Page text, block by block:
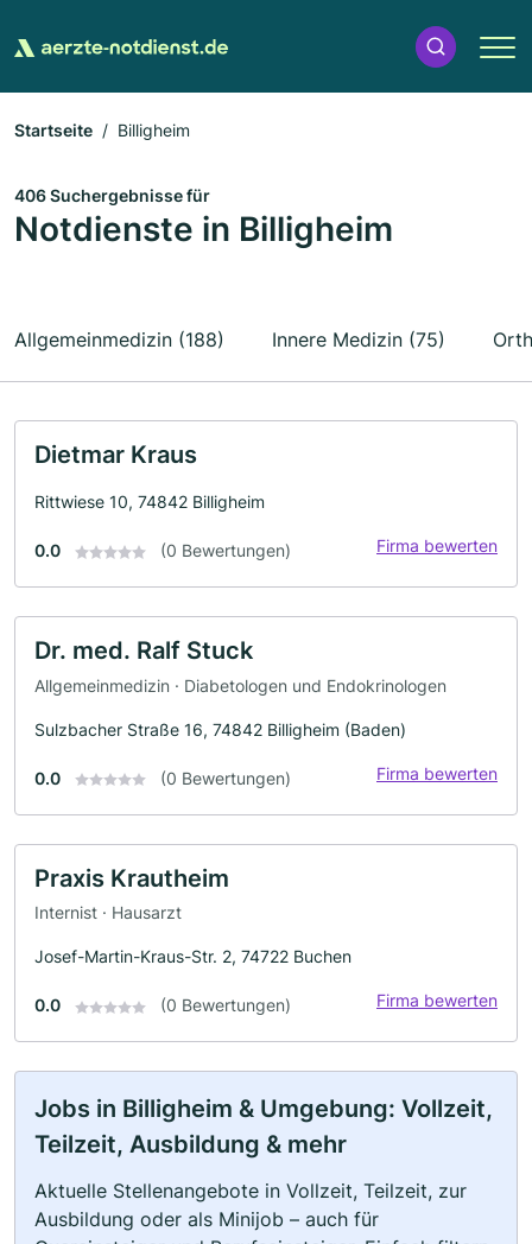
Startseite Billigheim
406 Suchergebnisse für
Notdienste in Billigheim
Allgemeinmedizin (188) Innere Medizin (75)
Dietmar Kraus
Rittwiese 10, 74842 Billigheim
0.0 (0 Bewertungen) Firma bewerten
Dr. med. Ralf Stuck
Allgemeinmedizin · Diabetologen und Endokrinologen
Sulzbacher Straße 16, 74842 Billigheim (Baden)
0.0 (0 Bewertungen) Firma bewerten
Praxis Krautheim
Internist · Hausarzt
Josef-Martin-Kraus-Str. 2, 74722 Buchen
0.0 (0 Bewertungen) Firma bewerten
Jobs in Billigheim & Umgebung: Vollzeit,
Teilzeit, Ausbildung & mehr
Aktuelle Stellenangebote in Vollzeit, Teilzeit, zur
Ausbildung oder als Minijob – auch für